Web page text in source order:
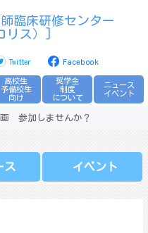
臨床研修センター
リス）]
Twitter Facebook
高校生
予備校生
向け
奨学金
制度
について
ニュース
イベント
参加しませんか？
ス イベント